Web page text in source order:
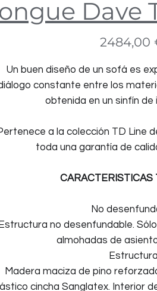
Dave
2484,00
Un buen diseño de un sofá es
constante entre los
obtenida en un sinfín de
a la colección TD Line
toda una garantía de
CARACTERISTICAS
No
no desenfundable.
almohadas de
Estructura
Madera maciza de pino
cincha Sanglatex. Interior